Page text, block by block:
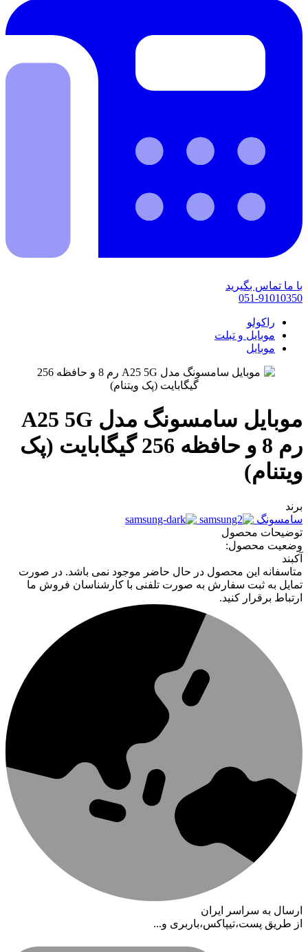
با ما تماس بگیرید
051-91010350
راکولو
موبایل و تبلت
موبایل
موبایل سامسونگ مدل A25 5G
رم 8 و حافظه 256 گیگابایت (پک
ویتنام)
برند
سامسونگ
توضیحات محصول
وضعیت محصول:
آکبند
متاسفانه این محصول در حال حاضر موجود نمی باشد. در صورت
تمایل به ثبت سفارش به صورت تلفنی با کارشناسان فروش ما
ارتباط برقرار کنید.
ارسال به سراسر ایران
از طریق پست،تیپاکس،باربری و...